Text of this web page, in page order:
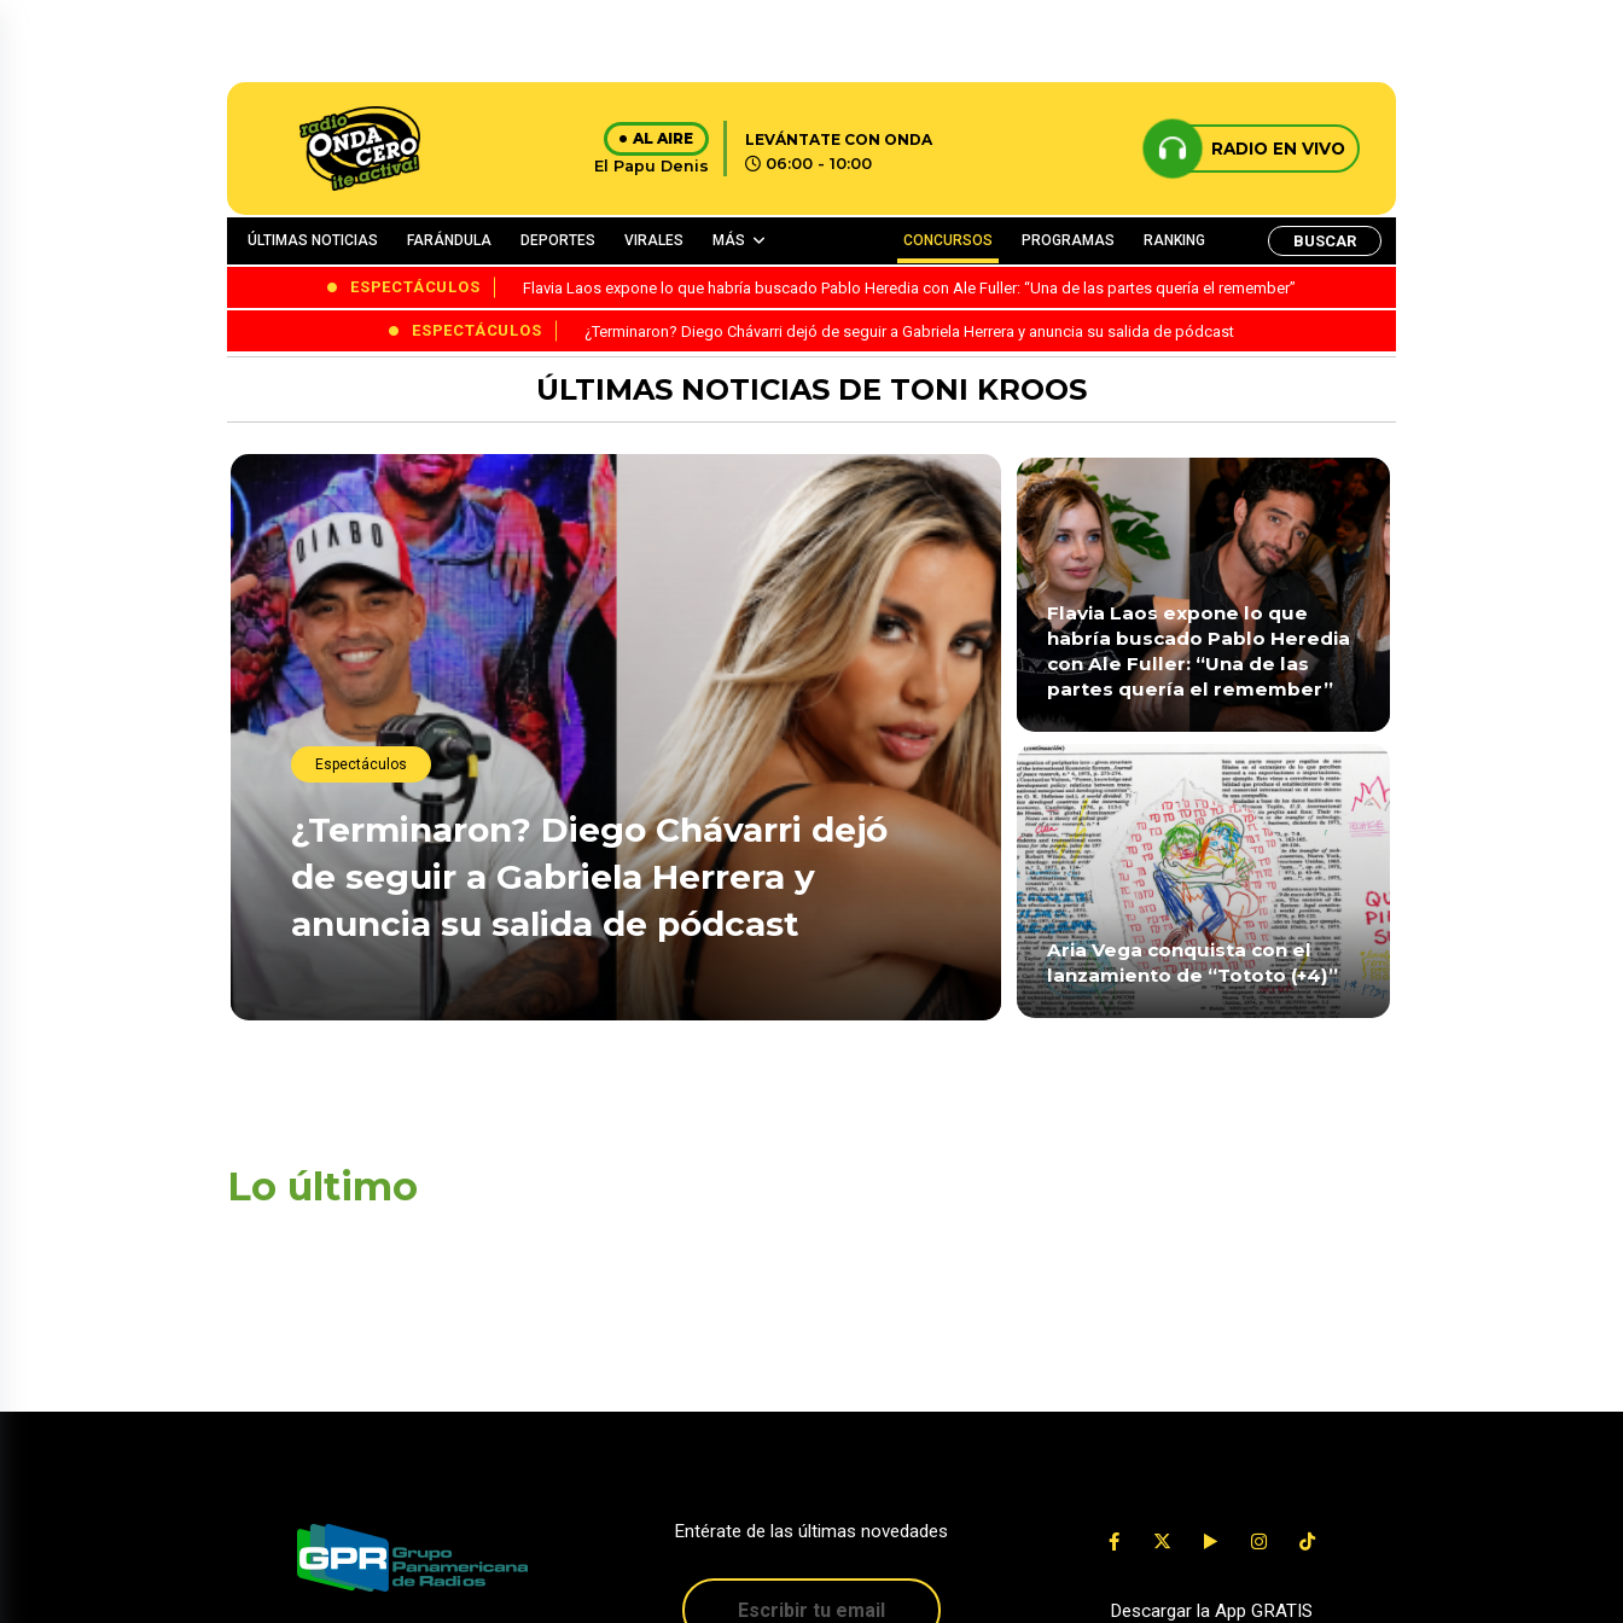
AL AIRE
El Papu Denis
LEVÁNTATE CON ONDA
06:00 - 10:00
RADIO EN VIVO
ÚLTIMAS NOTICIAS FARÁNDULA DEPORTES VIRALES MÁS CONCURSOS PROGRAMAS RANKING BUSCAR
ESPECTÁCULOS Flavia Laos expone lo que habría buscado Pablo Heredia con Ale Fuller: “Una de las partes quería el remember”
ESPECTÁCULOS ¿Terminaron? Diego Chávarri dejó de seguir a Gabriela Herrera y anuncia su salida de pódcast
ÚLTIMAS NOTICIAS DE TONI KROOS
Espectáculos
¿Terminaron? Diego Chávarri dejó
de seguir a Gabriela Herrera y
anuncia su salida de pódcast
Flavia Laos expone lo que
habría buscado Pablo Heredia
con Ale Fuller: “Una de las
partes quería el remember”
Aria Vega conquista con el
lanzamiento de “Tototo (+4)”
Lo último
Entérate de las últimas novedades
Descargar la App GRATIS